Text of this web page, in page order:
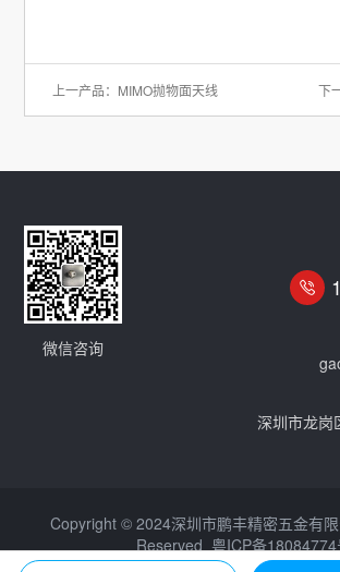
上一产品： MIMO抛物面天线 下
微信咨询
深圳市龙岗
Copyright © 2024深圳市鹏丰精密五金有
Reserved粤ICP备